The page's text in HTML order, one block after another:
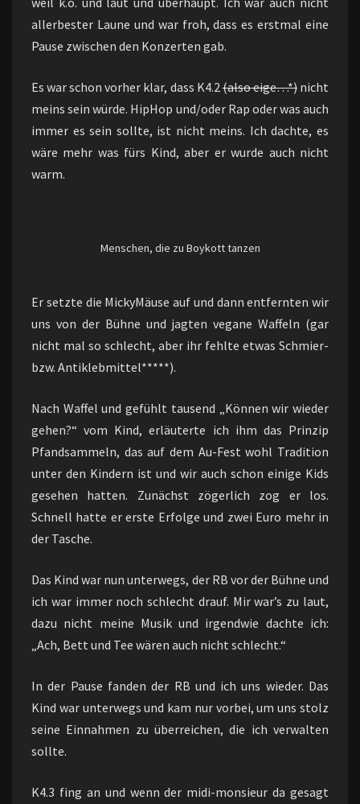
allerbester Laune und war froh, dass es erstmal eine
Pause zwischen den Konzerten gab.
Es war schon vorher klar, dass K4.2(also eige…*)nicht
meins sein würde. HipHop und/oder Rap oder was auch
immer es sein sollte, ist nicht meins. Ich dachte, es
wäre mehr was fürs Kind, aber er wurde auch nicht
warm.
Menschen, die zu Boykott tanzen
Er setzte die MickyMäuse auf und dann entfernten wir
uns von der Bühne und jagten vegane Waffeln (gar
nicht mal so schlecht, aber ihr fehlte etwas Schmier-
bzw. Antiklebmittel*****).
Nach Waffel und gefühlt tausend „Können wir wieder
gehen?“ vom Kind, erläuterte ich ihm das Prinzip
Pfandsammeln, das auf dem Au-Fest wohl Tradition
unter den Kindern ist und wir auch schon einige Kids
gesehen hatten. Zunächst zögerlich zog er los.
Schnell hatte er erste Erfolge und zwei Euro mehr in
der Tasche.
Das Kind war nun unterwegs, der RB vor der Bühne und
ich war immer noch schlecht drauf. Mir war’s zu laut,
dazu nicht meine Musik und irgendwie dachte ich:
„Ach, Bett und Tee wären auch nicht schlecht.“
In der Pause fanden der RB und ich uns wieder. Das
Kind war unterwegs und kam nur vorbei, um uns stolz
seine Einnahmen zu überreichen, die ich verwalten
sollte.
K4.3 fing an und wenn der midi-monsieur da gesagt